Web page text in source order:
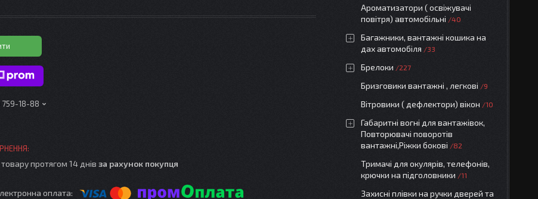
18-88
протягом 14 днів за рахунок покупця
Ароматизатори ( освіжувачі
повітря) автомобільні
40
Багажники, вантажні кошика на
дах автомобіля
33
Брелоки 227
Бризговики вантажні , легкові 9
Вітровики ( дефлектори) вікон 10
Габаритні вогні для вантажівок,
Повторювачі поворотів
вантажні,Ріжки бокові
82
Тримачі для окулярів, телефонів,
крючки на підголовники
11
Захисні плівки на ручки дверей та